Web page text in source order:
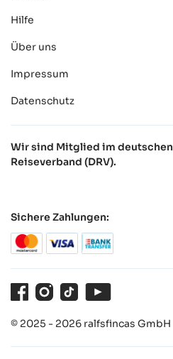
Hilfe
Über uns
Impressum
Datenschutz
Wir sind Mitglied im deutschen
Reiseverband (DRV).
Sichere Zahlungen:
FacebookInstagram
TikTok
© 2025 - 2026 ralfsfincas GmbH